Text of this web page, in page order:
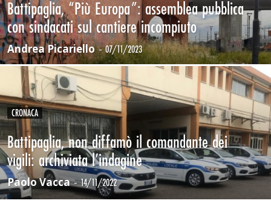
Battipaglia, “Più Europa”: assemblea pubblica
con sindacati sul cantiere incompiuto
Andrea Picariello - 07/11/2023
CRONACA
Battipaglia, non diffamò il comandante dei
vigili: archiviata l’indagine
Paolo Vacca - 14/11/2022